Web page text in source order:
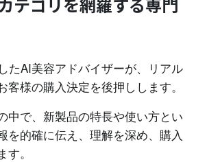
たAI美容アドバイザーが、リアル
客様の購入決定を後押しします。
中で、新製品の特長や使い方とい
を的確に伝え、理解を深め、購入
。